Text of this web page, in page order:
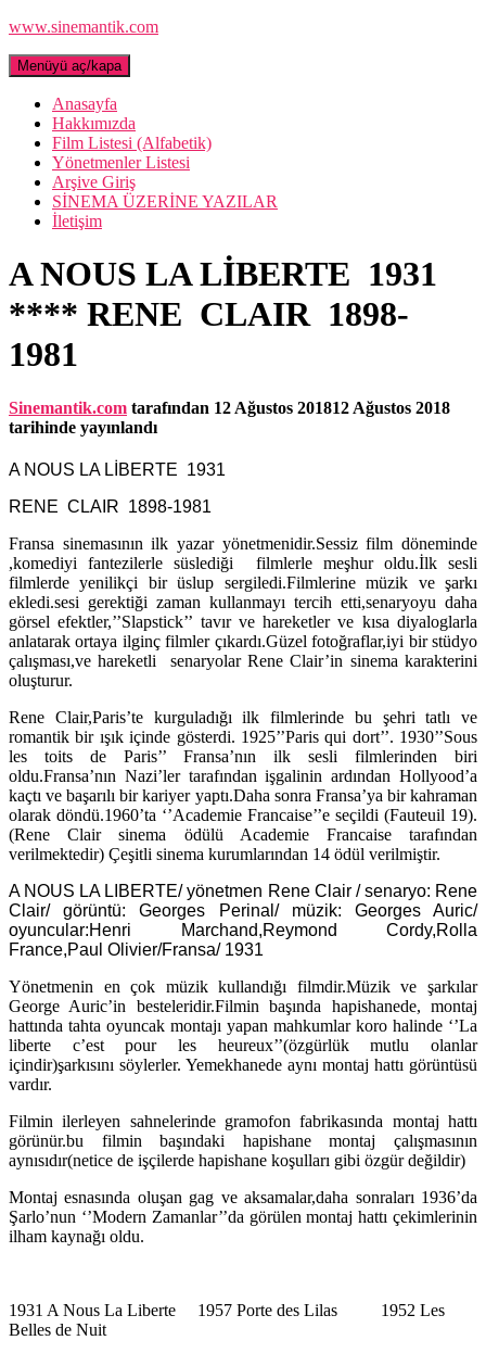
www.sinemantik.com
Menüyü aç/kapa
Anasayfa
Hakkımızda
Film Listesi (Alfabetik)
Yönetmenler Listesi
Arşive Giriş
SİNEMA ÜZERİNE YAZILAR
İletişim
A NOUS LA LİBERTE 1931
**** RENE CLAIR 1898-
1981
Sinemantik.com tarafından 12 Ağustos 201812 Ağustos 2018
tarihinde yayınlandı
A NOUS LA LİBERTE 1931
RENE CLAIR 1898-1981
Fransa sinemasının ilk yazar yönetmenidir.Sessiz film döneminde
,komediyi fantezilerle süslediği filmlerle meşhur oldu.İlk sesli
filmlerde yenilikçi bir üslup sergiledi.Filmlerine müzik ve şarkı
ekledi.sesi gerektiği zaman kullanmayı tercih etti,senaryoyu daha
görsel efektler,’’Slapstick’’ tavır ve hareketler ve kısa diyaloglarla
anlatarak ortaya ilginç filmler çıkardı.Güzel fotoğraflar,iyi bir stüdyo
çalışması,ve hareketli senaryolar Rene Clair’in sinema karakterini
oluşturur.
Rene Clair,Paris’te kurguladığı ilk filmlerinde bu şehri tatlı ve
romantik bir ışık içinde gösterdi. 1925’’Paris qui dort’’. 1930’’Sous
les toits de Paris’’ Fransa’nın ilk sesli filmlerinden biri
oldu.Fransa’nın Nazi’ler tarafından işgalinin ardından Hollyood’a
kaçtı ve başarılı bir kariyer yaptı.Daha sonra Fransa’ya bir kahraman
olarak döndü.1960’ta ‘’Academie Francaise’’e seçildi (Fauteuil 19).
(Rene Clair sinema ödülü Academie Francaise tarafından
verilmektedir) Çeşitli sinema kurumlarından 14 ödül verilmiştir.
A NOUS LA LIBERTE/ yönetmen Rene Clair / senaryo: Rene
Clair/ görüntü: Georges Perinal/ müzik: Georges Auric/
oyuncular:Henri Marchand,Reymond Cordy,Rolla
France,Paul Olivier/Fransa/ 1931
Yönetmenin en çok müzik kullandığı filmdir.Müzik ve şarkılar
George Auric’in besteleridir.Filmin başında hapishanede, montaj
hattında tahta oyuncak montajı yapan mahkumlar koro halinde ‘’La
liberte c’est pour les heureux’’(özgürlük mutlu olanlar
içindir)şarkısını söylerler. Yemekhanede aynı montaj hattı görüntüsü
vardır.
Filmin ilerleyen sahnelerinde gramofon fabrikasında montaj hattı
görünür.bu filmin başındaki hapishane montaj çalışmasının
aynısıdır(netice de işçilerde hapishane koşulları gibi özgür değildir)
Montaj esnasında oluşan gag ve aksamalar,daha sonraları 1936’da
Şarlo’nun ‘’Modern Zamanlar’’da görülen montaj hattı çekimlerinin
ilham kaynağı oldu.
1931 A Nous La Liberte 1957 Porte des Lilas 1952 Les
Belles de Nuit